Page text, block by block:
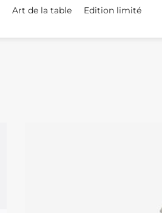
Art de la table Edition limité